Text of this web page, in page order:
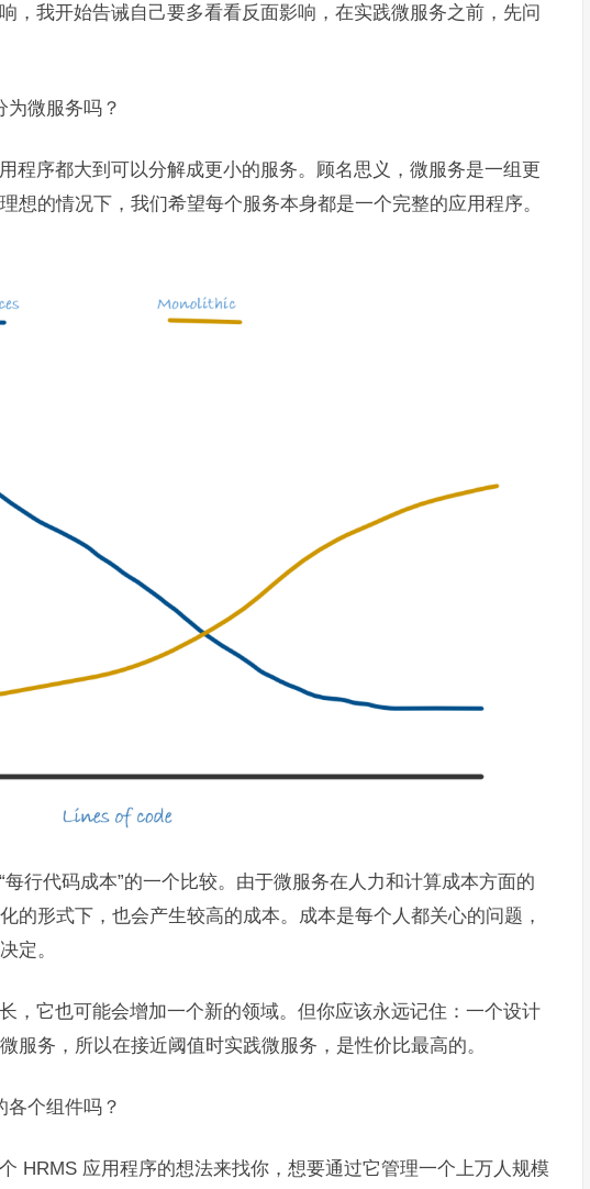
，我开始告诫自己要多看看反面影响，在实践微服务之前，先问
为微服务吗？
程序都大到可以分解成更小的服务。顾名思义，微服务是一组更
想的情况下，我们希望每个服务本身都是一个完整的应用程序。
行代码成本”的一个比较。由于微服务在人力和计算成本方面的
的形式下，也会产生较高的成本。成本是每个人都关心的问题，
定。
，它也可能会增加一个新的领域。但你应该永远记住：一个设计
服务，所以在接近阈值时实践微服务，是性价比最高的。
各个组件吗？
HRMS 应用程序的想法来找你，想要通过它管理一个上万人规模